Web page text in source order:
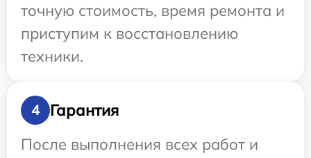
точную стоимость, время ремонта и
приступим к восстановлению
техники.
4
Гарантия
После выполнения всех работ и